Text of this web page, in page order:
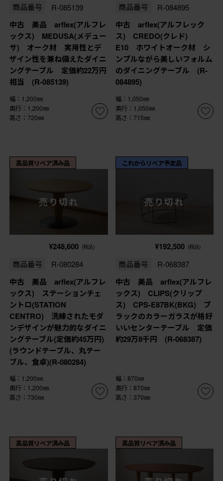
商品番号 R-085139
中古 美品 arflex(アルフレ
ックス) MEDUSA(メデュー
サ) オーク材 実用性とデ
ザイン性を兼ね備えたダイニ
ングテーブル 定価約22万円
相当 (R-085139)
幅：1,200㎜
奥行：1,200㎜
高さ：720㎜
商品番号 R-084895
中古 arflex(アルフレック
ス) CREDO(クレド)
E10 ホワイトオーク材 シ
ンプルながら美しいフォルム
のダイニングテーブル (R-
084895)
幅：1,050㎜
奥行：1,050㎜
高さ：715㎜
高品質リペア済み品
売り切れ
¥248,600 (税込)
商品番号 R-080284
中古 美品 arflex(アルフレ
ックス) ステーションチェ
ントロ(STATION
CENTRO) 洗練されたモダ
ンデザインが魅力的なダイニ
ングテーブル(定価約45万円)
(ラウンドテーブル、丸テー
ブル、食卓)(R-080284)
幅：1,200㎜
奥行：1,200㎜
高さ：730㎜
これからリペア予定品
売り切れ
¥192,500 (税込)
商品番号 R-068387
中古 美品 arflex(アルフレ
ックス) CLIPS(クリップ
ス) CPS-E87BK(BKG) ブ
ラックのカラーガラスが格好
いいセンターテーブル 定価
約29万8千円 (R-068387)
幅：870㎜
奥行：870㎜
高さ：370㎜
高品質リペア済み品 高品質リペア済み品